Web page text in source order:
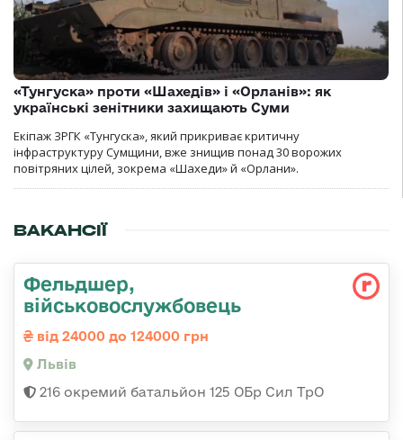
«Тунгуска» проти «Шахедів» і «Орланів»: як
українські зенітники захищають Суми
Екіпаж ЗРГК «Тунгуска», який прикриває критичну
інфраструктуру Сумщини, вже знищив понад 30 ворожих
повітряних цілей, зокрема «Шахеди» й «Орлани».
ВАКАНСІЇ
Фельдшер,
військовослужбовець
від 24000 до 124000 грн
Львів
216 окремий батальйон 125 ОБр Сил ТрО